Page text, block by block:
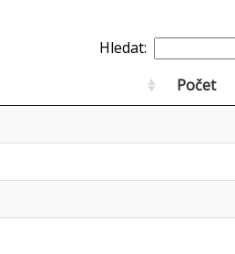
Hledat:
Počet